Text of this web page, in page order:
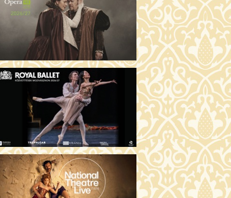
15:30 Díszterem
ODÜSSZEIA (16)
JEGYVÁSÁRLÁS
16:00 Törőcsik Mari terem
TALÁLKOZÁS A BUDDHÁVAL (12)
JEGYVÁSÁRLÁS
17:00 Fábri terem
MOMO (12)
17:00 Csortos terem
ARGENTIN TÖRTÉNETEK (16)
19:00 Fábri terem
AZ ÖRDÖG PRADÁT VISEL 2. (12)
19:00 Csortos terem
ÁDÁM ALMÁI (16)
JEGYVÁSÁRLÁS
19:00 Törőcsik Mari terem
HOGYAN TUDNÉK ÉLNI
NÉLKÜLED? (12)
JEGYVÁSÁRLÁS
19:00 Díszterem
ODÜSSZEIA (16)